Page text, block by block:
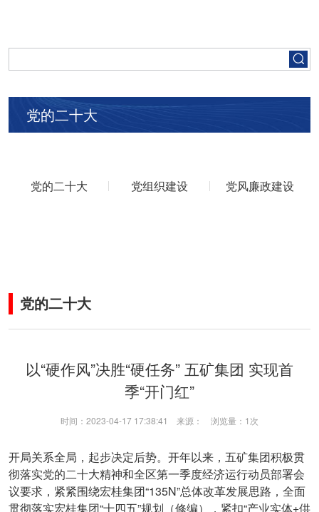
人才招聘
党的二十大
党的二十大 党组织建设 党风廉政建设
党的二十大
以“硬作风”决胜“硬任务” 五矿集团 实现首
季“开门红”
时间：2023-04-17 17:38:41 来源： 浏览量： 1次
开局关系全局，起步决定后势。开年以来，五矿集团积极贯
彻落实党的二十大精神和全区第一季度经济运行动员部署会
议要求，紧紧围绕宏桂集团“135N”总体改革发展思路，全面
贯彻落实宏桂集团“十四五”规划（修编），紧扣“产业实体+供